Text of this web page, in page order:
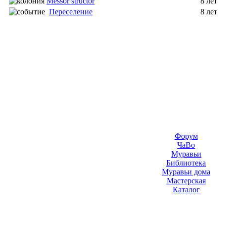
Переселение
8 лет
Форум
ЧаВо
Муравьи
Библиотека
Муравьи дома
Мастерская
Каталог